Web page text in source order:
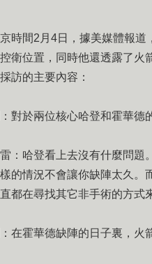
間2月4日，據美媒體報道
衛位置，同時他還透露了火
訪的主要內容：
於兩位核心哈登和霍華德
哈登看上去沒有什麼問題
的情況不會讓你缺陣太久。
都在尋找其它非手術的方式
霍華德缺陣的日子裏，火